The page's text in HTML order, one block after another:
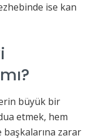
ise kan
büyük bir
etmek, hem
zarar